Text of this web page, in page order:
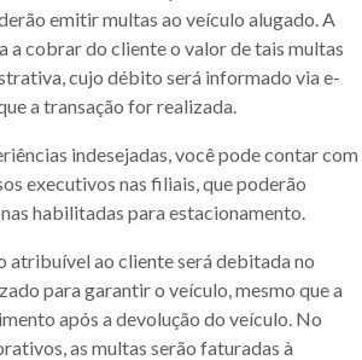
emitir multas ao veículo alugado. A
a cobrar do cliente o valor de tais multas
cujo débito será informado via e-
a transação for realizada.
indesejadas, você pode contar com
executivos nas filiais, que poderão
habilitadas para estacionamento.
atribuível ao cliente será debitada no
para garantir o veículo, mesmo que a
após a devolução do veículo. No
as multas serão faturadas à